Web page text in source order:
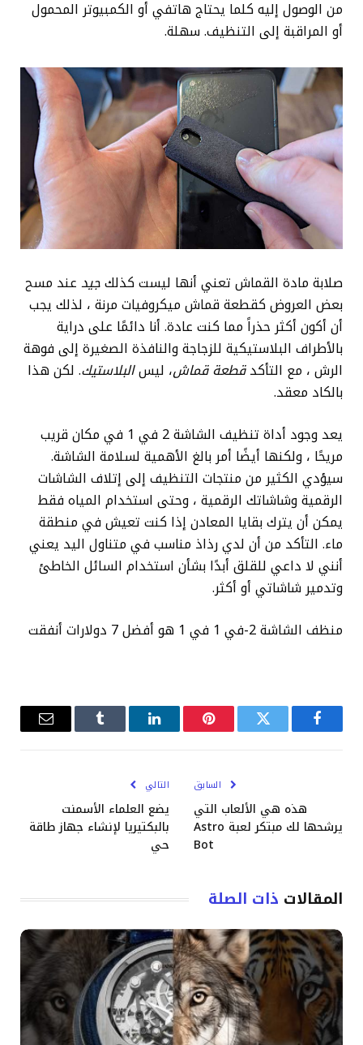
من الوصول إليه كلما يحتاج هاتفي أو الكمبيوتر المحمول
أو المراقبة إلى التنظيف. سهلة.
صلابة مادة القماش تعني أنها ليست كذلكجيد عند مسح
بعض العروض كقطعة قماش ميكروفيات مرنة ، لذلك يجب
أن أكون أكثر حذراً مما كنت عادة. أنا دائمًا على دراية
بالأطراف البلاستيكية للزجاجة والنافذة الصغيرة إلى فوهة
الرش ، مع التأكدقطعة قماش، ليسالبلاستيك. لكن هذا
بالكاد معقد.
يعد وجود أداة تنظيف الشاشة 2 في 1 في مكان قريب
مريحًا ، ولكنها أيضًا أمر بالغ الأهمية لسلامة الشاشة.
سيؤدي الكثير من منتجات التنظيف إلى إتلاف الشاشات
الرقمية وشاشاتك الرقمية ، وحتى استخدام المياه فقط
يمكن أن يترك بقايا المعادن إذا كنت تعيش في منطقة
ماء. التأكد من أن لدي رذاذ مناسب في متناول اليد يعني
أنني لا داعي للقلق أبدًا بشأن استخدام السائل الخاطئ
وتدمير شاشاتي أو أكثر.
منظف ​​الشاشة 2-في 1 في 1 هو أفضل 7 دولارات أنفقت
فيسبوكتويتر بينتيريستلينكدإن Tumblrالبريد
السابق
هذه هي الألعاب التي
يرشحها لك مبتكر لعبة Astro
Bot
التالي
يضع العلماء الأسمنت
بالبكتيريا لإنشاء جهاز طاقة
حي
المقالات ذات الصلة